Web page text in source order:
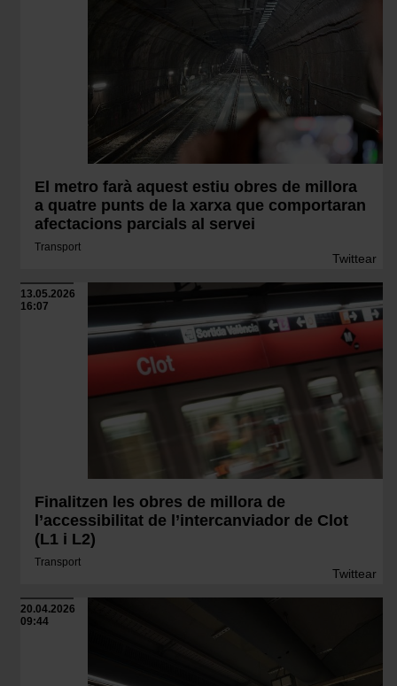
El metro farà aquest estiu obres de millora
a quatre punts de la xarxa que comportaran
afectacions parcials al servei
Transport
Twittear
13.05.2026
16:07
Finalitzen les obres de millora de
l’accessibilitat de l’intercanviador de Clot
(L1 i L2)
Transport
Twittear
20.04.2026
09:44